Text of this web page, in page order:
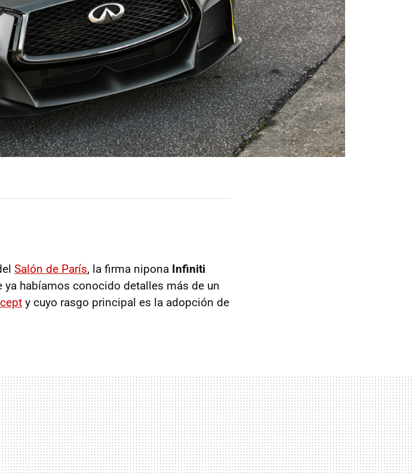
Salón de París, la firma nipona Infiniti
ya habíamos conocido detalles más de un
y cuyo rasgo principal es la adopción de